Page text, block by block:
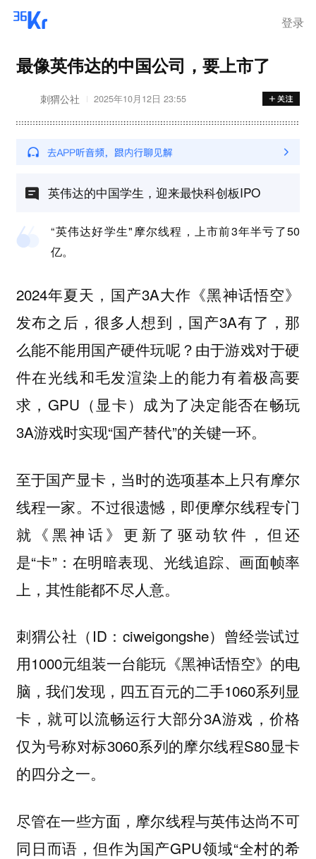
登录
最像英伟达的中国公司，要上市了
刺猬公社 2025年10月12日 23:55
英伟达的中国学生，迎来最快科创板IPO
“英伟达好学生"摩尔线程，上市前3年半亏了50
亿。
2024年夏天，国产3A大作《黑神话悟空》
发布之后，很多人想到，国产3A有了，那
么能不能用国产硬件玩呢？由于游戏对于硬
件在光线和毛发渲染上的能力有着极高要
求，GPU（显卡）成为了决定能否在畅玩
3A游戏时实现“国产替代”的关键一环。
至于国产显卡，当时的选项基本上只有摩尔
线程一家。不过很遗憾，即便摩尔线程专门
就《黑神话》更新了驱动软件，但还
是“卡”：在明暗表现、光线追踪、画面帧率
上，其性能都不尽人意。
刺猬公社（ID：ciweigongshe）曾经尝试过
用1000元组装一台能玩《黑神话悟空》的电
脑，我们发现，四五百元的二手1060系列显
卡，就可以流畅运行大部分3A游戏，价格
仅为号称对标3060系列的摩尔线程S80显卡
的四分之一。
尽管在一些方面，摩尔线程与英伟达尚不可
同日而语，但作为国产GPU领域“全村的希